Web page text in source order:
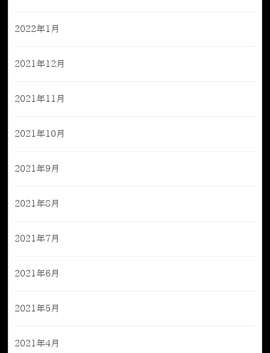
2022年1月
2021年12月
2021年11月
2021年10月
2021年9月
2021年8月
2021年7月
2021年6月
2021年5月
2021年4月